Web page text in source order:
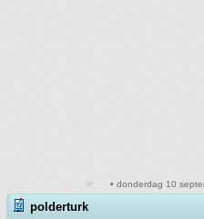
• donderdag 10
polderturk